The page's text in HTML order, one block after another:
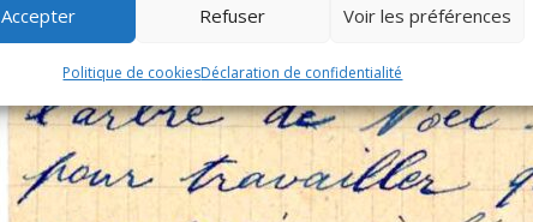
Accepter Refuser Voir les préférences
Politique de cookiesDéclaration de confidentialité